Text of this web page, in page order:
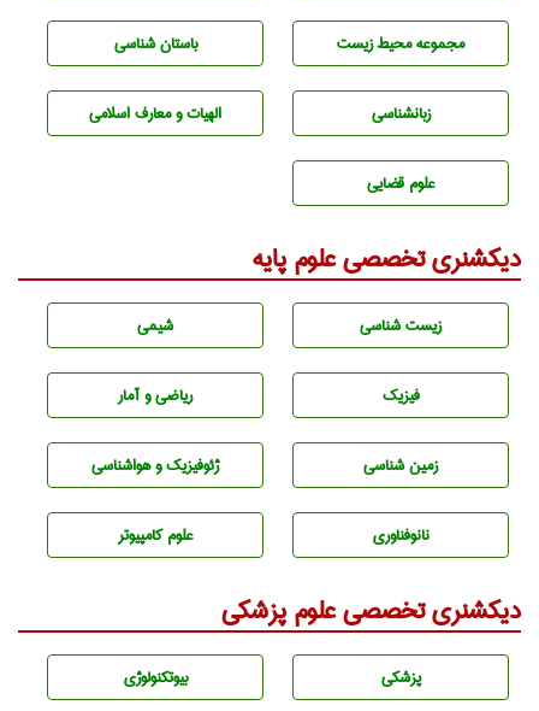
مجموعه محيط زيست باستان شناسی
زبانشناسی الهیات و معارف اسلامی
علوم قضایی
دیکشنری تخصصی علوم پایه
زيست شناسی شيمی
فیزیک ریاضی و آمار
زمين شناسی ژئوفيزيك و هواشناسی
نانوفناوری علوم کامپیوتر
دیکشنری تخصصی علوم پزشکی
پزشكی بيوتكنولوژی